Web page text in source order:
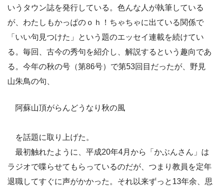
いうタウン誌を発行している。色んな人が執筆している
が、わたしもかっぱのｏｈ！ちゃちゃに出ている関係で
「いい句見つけた」という題のエッセイ連載を続けてい
る。毎回、古今の秀句を紹介し、解説するという趣向であ
る。今年の秋の号（第86号）で第53回目だったが、野見
山朱鳥の句、
阿蘇山頂がらんどうなり秋の風
を話題に取り上げた。
最初触れたように、平成20年4月から「かぶんさん」は
ラジオで喋らせてもらっているのだが、つまり教員を定年
退職してすぐに声がかかった。それ以来ずっと13年余、思